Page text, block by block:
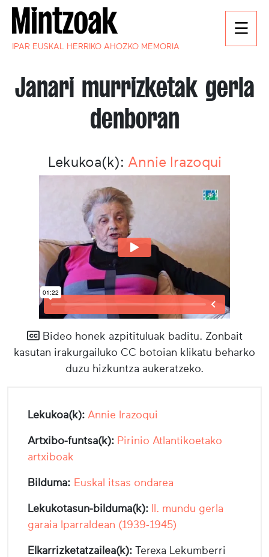
IPAR EUSKAL HERRIKO AHOZKO MEMORIA
Janari murrizketak gerla
denboran
Lekukoa(k): Annie Irazoqui
Bideo honek azpitituluak baditu. Zonbait
kasutan irakurgailuko CC botoian klikatu beharko
duzu hizkuntza aukeratzeko.
Lekukoa(k): Annie Irazoqui
Artxibo-funtsa(k): Pirinio Atlantikoetako
artxiboak
Bilduma: Euskal itsas ondarea
Lekukotasun-bilduma(k): II. mundu gerla
garaia Iparraldean (1939-1945)
Elkarrizketatzailea(k): Terexa Lekumberri